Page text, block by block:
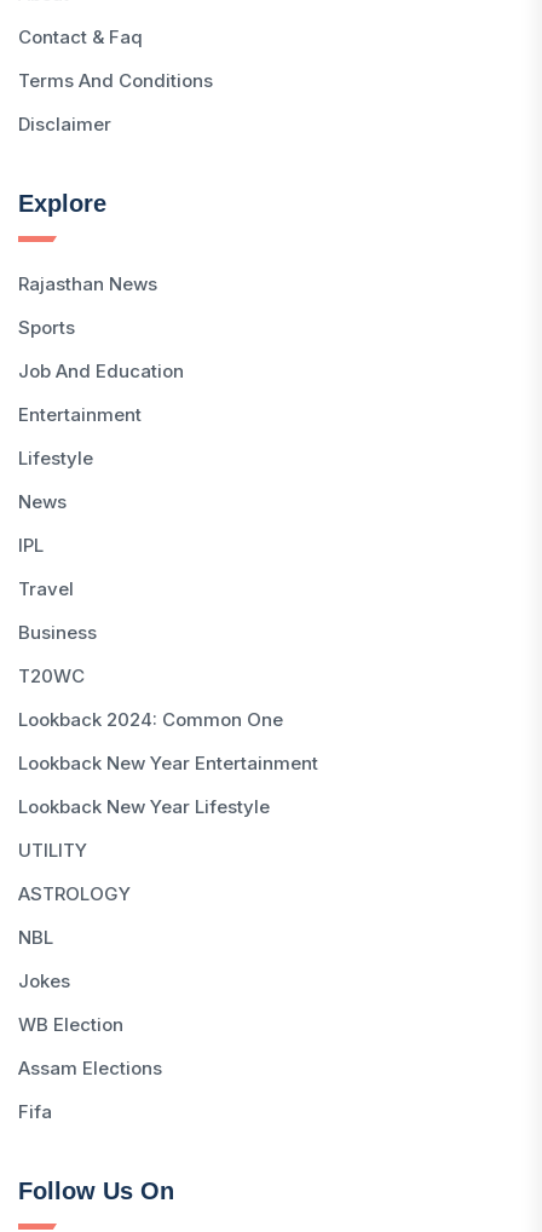
Contact & Faq
Terms And Conditions
Disclaimer
Explore
Rajasthan News
Sports
Job And Education
Entertainment
Lifestyle
News
IPL
Travel
Business
T20WC
Lookback 2024: Common One
Lookback New Year Entertainment
Lookback New Year Lifestyle
UTILITY
ASTROLOGY
NBL
Jokes
WB Election
Assam Elections
Fifa
Follow Us On